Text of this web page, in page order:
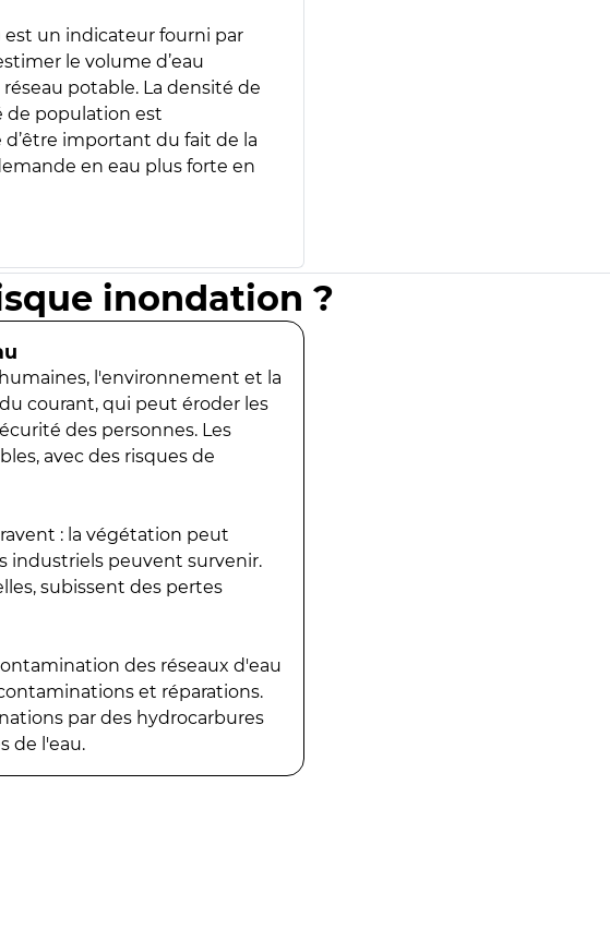
est un indicateur fourni par
le volume d’eau
potable. La densité de
de population est
important du fait de la
en eau plus forte en
inondation ?
l'environnement et la
courant, qui peut éroder les
des personnes. Les
avec des risques de
: la végétation peut
industriels peuvent survenir.
subissent des pertes
des réseaux d'eau
et réparations.
par des hydrocarbures
de l'eau.